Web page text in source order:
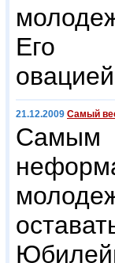
Его
21.12.2009 Самый